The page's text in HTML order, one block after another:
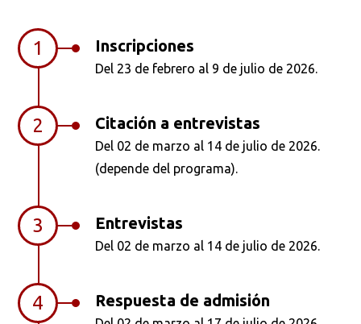
1 Inscripciones
Del 23 de febrero al 9 de julio de 2026.
2 Citación a entrevistas
Del 02 de marzo al 14 de julio de 2026.
(depende del programa).
3 Entrevistas
Del 02 de marzo al 14 de julio de 2026.
4 Respuesta de admisión
Busca en la escuela
¿Qué buscas?
Buscar en: